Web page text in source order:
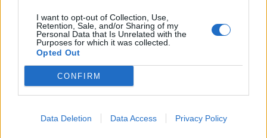
I want to opt-out of Collection, Use,
Retention, Sale, and/or Sharing of my
Personal Data that Is Unrelated with the
Purposes for which it was collected.
Opted Out
CONFIRM
Data Deletion Data Access Privacy Policy
"Καμπανάκι" για την
ξηρασία στην Ελλάδα -
Ποιες περιοχές
κινδυνεύουν με
ερημοποίηση
06/04/2024 - 10:19
Πυρκαγιά σε δασική
έκταση στο Λασίθι -
Μήνυμα 112 για
κατοίκων